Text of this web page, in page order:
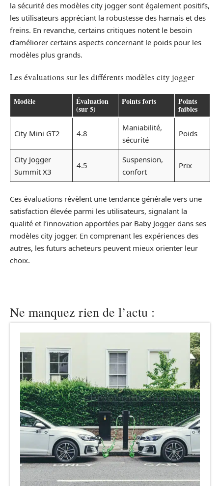
la sécurité des modèles city jogger sont également positifs,
les utilisateurs appréciant la robustesse des harnais et des
freins. En revanche, certains critiques notent le besoin
d’améliorer certains aspects concernant le poids pour les
modèles plus grands.
Les évaluations sur les différents modèles city jogger
Modèle Évaluation
(sur 5)
Points forts Points
faibles
City Mini GT2 4.8
Maniabilité,
sécurité
Poids
City Jogger
Summit X3
4.5
Suspension,
confort
Prix
Ces évaluations révèlent une tendance générale vers une
satisfaction élevée parmi les utilisateurs, signalant la
qualité et l’innovation apportées par Baby Jogger dans ses
modèles city jogger. En comprenant les expériences des
autres, les futurs acheteurs peuvent mieux orienter leur
choix.
Ne manquez rien de l’actu :